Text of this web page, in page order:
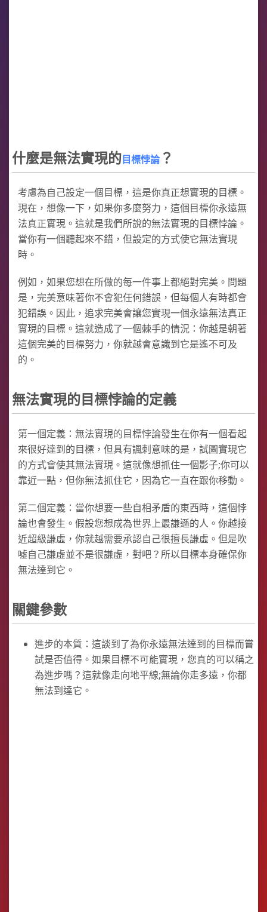
什麼是無法實現的目標悖論 ？
考慮為自己設定一個目標，這是你真正想實現的目標。
現在，想像一下，如果你多麼努力，這個目標你永遠無
法真正實現。這就是我們所說的無法實現的目標悖論。
當你有一個聽起來不錯，但設定的方式使它無法實現
時。
例如，如果您想在所做的每一件事上都絕對完美。問題
是，完美意味著你不會犯任何錯誤，但每個人有時都會
犯錯誤。因此，追求完美會讓您實現一個永遠無法真正
實現的目標。這就造成了一個棘手的情況：你越是朝著
這個完美的目標努力，你就越會意識到它是遙不可及
的。
無法實現的目標悖論的定義
第一個定義：無法實現的目標悖論發生在你有一個看起
來很好達到的目標，但具有諷刺意味的是，試圖實現它
的方式會使其無法實現。這就像想抓住一個影子;你可以
靠近一點，但你無法抓住它，因為它一直在跟你移動。
第二個定義：當你想要一些自相矛盾的東西時，這個悖
論也會發生。假設您想成為世界上最謙遜的人。你越接
近超級謙虛，你就越需要承認自己很擅長謙虛。但是吹
噓自己謙虛並不是很謙虛，對吧？所以目標本身確保你
無法達到它。
關鍵參數
進步的本質：這談到了為你永遠無法達到的目標而嘗
試是否值得。如果目標不可能實現，您真的可以稱之
為進步嗎？這就像走向地平線;無論你走多遠，你都
無法到達它。